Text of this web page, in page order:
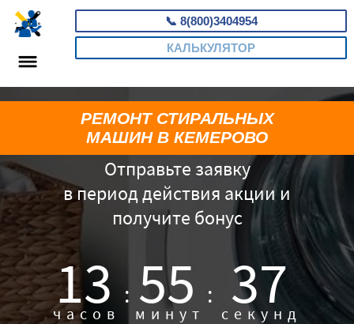
📞 8(800)3404954
КАЛЬКУЛЯТОР
Отправьте заявку
в период действия акции и
получите бонус
13 :
часов 55 :
минут 36
секунд
РЕМОНТ СТИРАЛЬНЫХ
МАШИН В КЕМЕРОВО